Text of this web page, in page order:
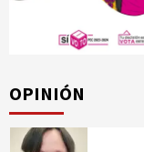
OPINIÓN